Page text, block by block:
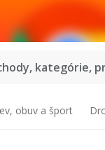
kategórie,
obuv a šport